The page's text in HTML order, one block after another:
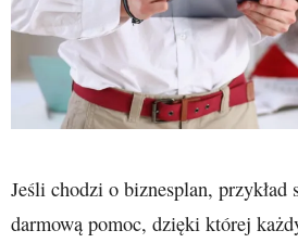
Jeśli chodzi o biznesplan, przykład
darmową pomoc, dzięki której